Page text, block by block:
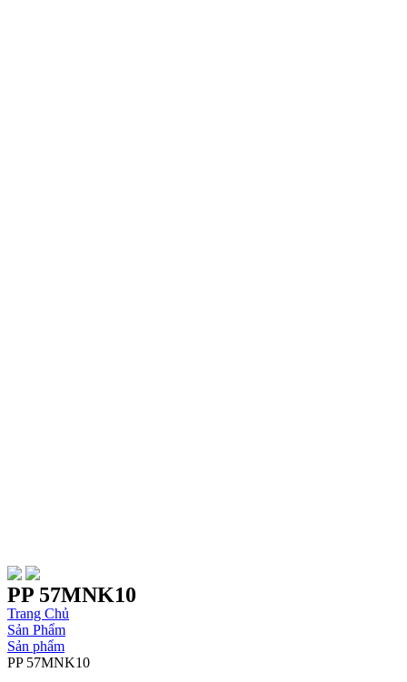
PP 57MNK10
Trang Chủ
Sản Phẩm
Sản phẩm
PP 57MNK10